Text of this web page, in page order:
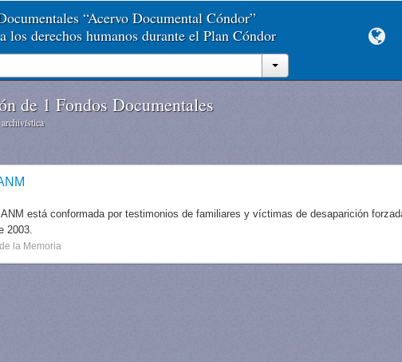
“Acervo Documental Cóndor”
los derechos humanos durante el Plan Cóndor
de 1 Fondos Documentales
está conformada por testimonios de familiares y víctimas de desaparición
2003.
la Memoria